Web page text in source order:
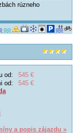
rúzneho
od:
545 €
od:
545 €
a popis zájazdu »